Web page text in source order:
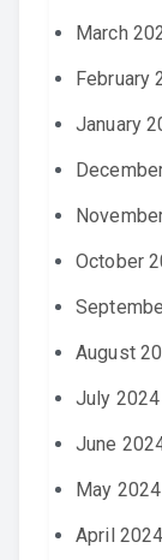
March
February
January
October
August
July 2024
June
May 2024
April 2024